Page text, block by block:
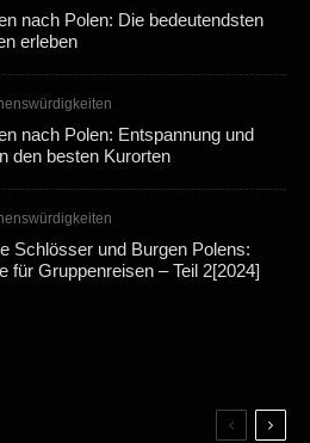
nach Polen: Die bedeutendsten
erleben
nach Polen: Entspannung und
den besten Kurorten
Schlösser und Burgen Polens:
für Gruppenreisen – Teil 2[2024]